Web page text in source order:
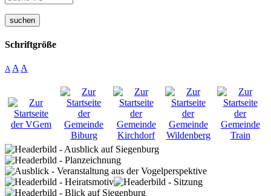
suchen
Schriftgröße
A A A